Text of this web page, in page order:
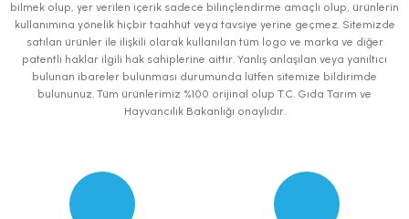
Ürün fiyatı diğer sitelerden daha pahalı.
Bu ürüne benzer farklı alternatifler olmalı.
bilmek olup, yer verilen içerik sadece bilinçlendirme amaçlı olup, ürünlerin
kullanımına yönelik hiçbir taahhüt veya tavsiye yerine geçmez. Sitemizde
satılan ürünler ile ilişkili olarak kullanılan tüm logo ve marka ve diğer
patentli haklar ilgili hak sahiplerine aittir. Yanlış anlaşılan veya yanıltıcı
bulunan ibareler bulunması durumunda lütfen sitemize bildirimde
bulununuz. Tüm ürünlerimiz %100 orijinal olup T.C. Gıda Tarım ve
Hayvancılık Bakanlığı onaylıdır.